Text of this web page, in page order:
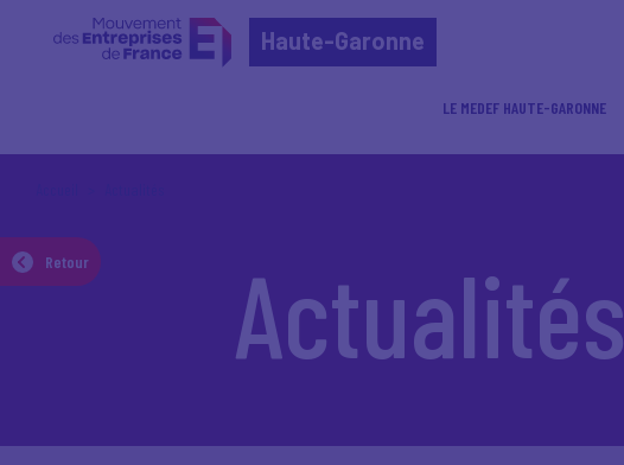
Haute-Garonne
LE MEDEF HAUTE-GARONNE
Retour Actualités